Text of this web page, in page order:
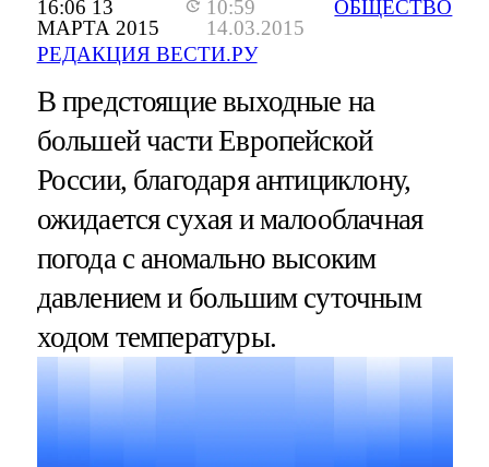
16:06 13
МАРТА 2015
10:59
14.03.2015
РЕДАКЦИЯ ВЕСТИ.РУ
ОБЩЕСТВО
В предстоящие выходные на
большей части Европейской
России, благодаря антициклону,
ожидается сухая и малооблачная
погода с аномально высоким
давлением и большим суточным
ходом температуры.